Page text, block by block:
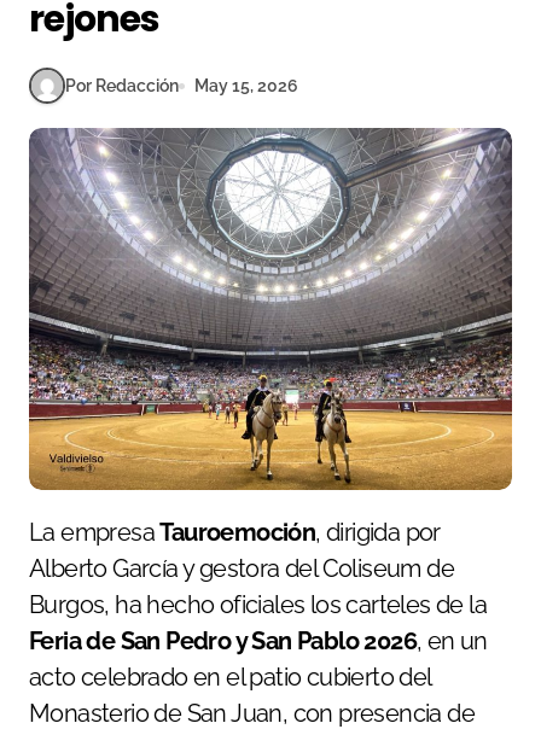
rejones
Por Redacción May 15, 2026
La empresaTauroemoción, dirigida por
Alberto García y gestora del Coliseum de
Burgos, ha hecho oficiales los carteles de la
Feria de San Pedro y San Pablo 2026, en un
acto celebrado en el patio cubierto del
Monasterio de San Juan, con presencia de